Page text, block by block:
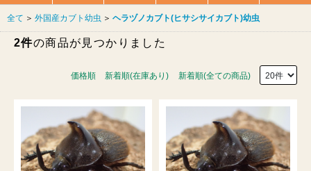
全て ＞ 外国産カブト幼虫 ＞ ヘラヅノカブト(ヒサシサイカブト)幼虫
2件の商品が見つかりました
価格順 新着順(在庫あり) 新着順(全ての商品)